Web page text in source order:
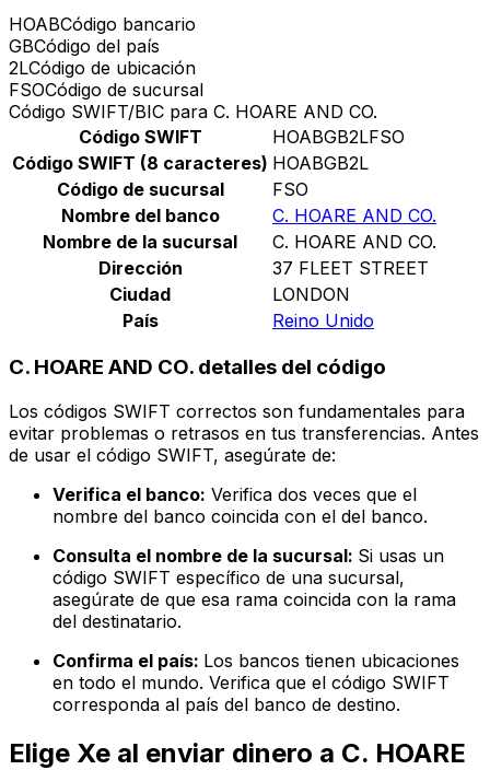
HOABCódigo bancario
GBCódigo del país
2LCódigo de ubicación
FSOCódigo de sucursal
Código SWIFT/BIC para C. HOARE AND CO.
Código SWIFT
HOABGB2LFSO
Código SWIFT (8 caracteres) HOABGB2L
Código de sucursal
FSO
Nombre del banco
C. HOARE AND CO.
Nombre de la sucursal
C. HOARE AND CO.
Dirección
37 FLEET STREET
Ciudad
LONDON
País
Reino Unido
C. HOARE AND CO. detalles del código
Los códigos SWIFT correctos son fundamentales para
evitar problemas o retrasos en tus transferencias. Antes
de usar el código SWIFT, asegúrate de:
Verifica el banco: Verifica dos veces que el
nombre del banco coincida con el del banco.
Consulta el nombre de la sucursal: Si usas un
código SWIFT específico de una sucursal,
asegúrate de que esa rama coincida con la rama
del destinatario.
Confirma el país: Los bancos tienen ubicaciones
en todo el mundo. Verifica que el código SWIFT
corresponda al país del banco de destino.
Elige Xe al enviar dinero a C. HOARE